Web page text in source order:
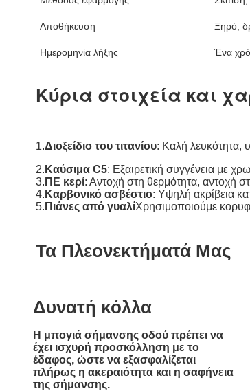
Αποθήκευση Ξηρό,
Ημερομηνία λήξης Ένα
Κύρια στοιχεία και
1.Διοξείδιο του τιτανίου: Καλή λευκότητα,
2. Καύσιμα C5: Εξαιρετική συγγένεια με
3. ΠΕ κερί: Αντοχή στη θερμότητα, αντοχή
4. Καρβονικό ασβέστιο: Υψηλή ακρίβεια
5. Πιάνες από γυαλίΧρησιμοποιούμε
Τα Πλεονεκτήματά Μας
Δυνατή κόλλα
Η μπογιά σήμανσης οδού πρέπει να
έχει ισχυρή προσκόλληση με το
έδαφος, ώστε να εξασφαλίζεται
πλήρως η ακεραιότητα και η σαφήνεια
της σήμανσης.